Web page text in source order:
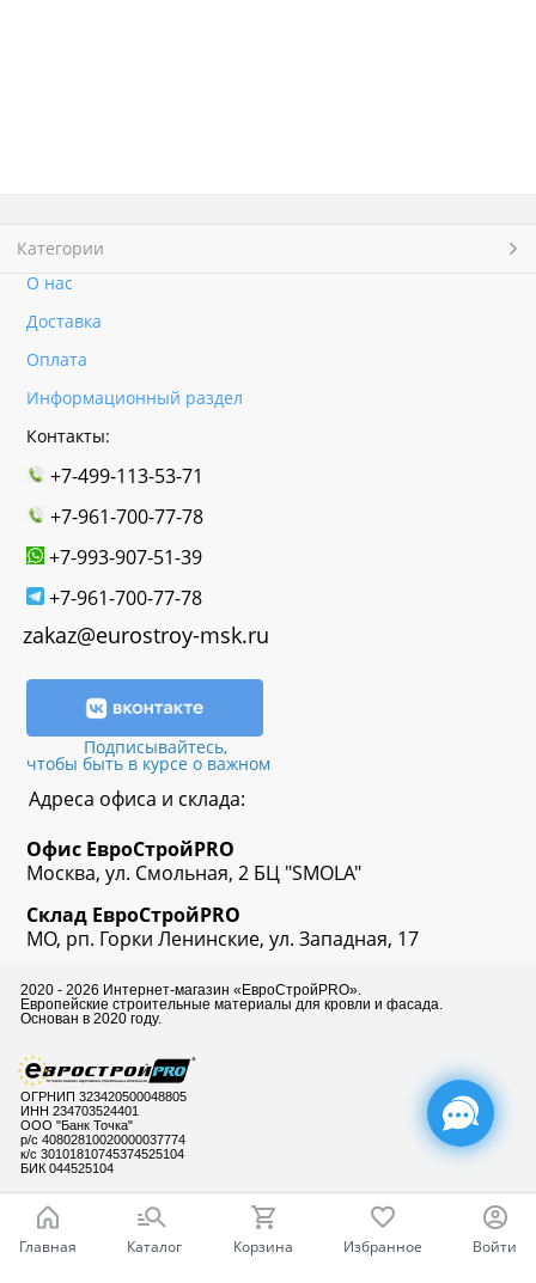
Категории
О нас
Доставка
Оплата
Информационный раздел
Контакты:
+7-499-113-53-71
+7-961-700-77-78
+7-993-907-51-39
+7-961-700-77-78
zakaz@eurostroy-msk.ru
Подписывайтесь,
чтобы быть в курсе о важном
Адреса офиса и склада:
Офис ЕвроСтройPRO
Москва, ул. Смольная, 2 БЦ "SMOLA"
Склад ЕвроСтройPRO
МО, рп. Горки Ленинские, ул. Западная, 17
2020 - 2026 Интернет-магазин «ЕвроСтройPRO».
Европейские строительные материалы для кровли и фасада.
Основан в 2020 году.
ОГРНИП 323420500048805
ИНН 234703524401
ООО "Банк Точка"
р/с 40802810020000037774
к/с 30101810745374525104
БИК 044525104
Главная Каталог Корзина Избранное Войти